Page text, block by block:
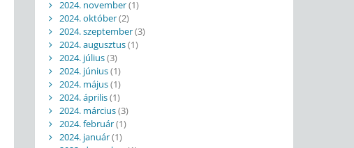
2024. november(1)
2024. október(2)
2024. szeptember(3)
2024. augusztus(1)
2024. július(3)
2024. június(1)
2024. május(1)
2024. április(1)
2024. március(3)
2024. február(1)
2024. január(1)